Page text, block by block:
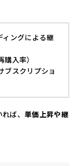
ングによる継
入率）
スクリプショ
れば、単価上昇や継